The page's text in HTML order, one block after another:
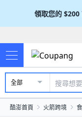
領取您的 $200
全部
酷澎首頁 火箭跨境